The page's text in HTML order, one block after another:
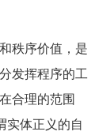
秩序价值，是
发挥程序的工
合理的范围
实体正义的自